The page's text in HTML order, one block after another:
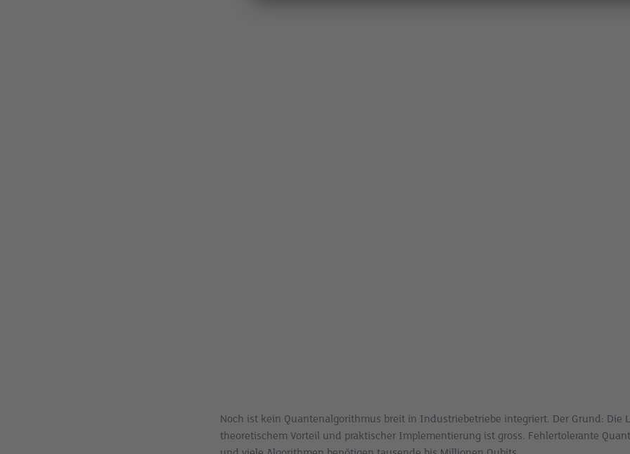
Noch ist kein Quantenalgorithmus breit in Industriebetriebe integriert. Der Grund: Die
theoretischem Vorteil und praktischer Implementierung ist gross. Fehlertolerante